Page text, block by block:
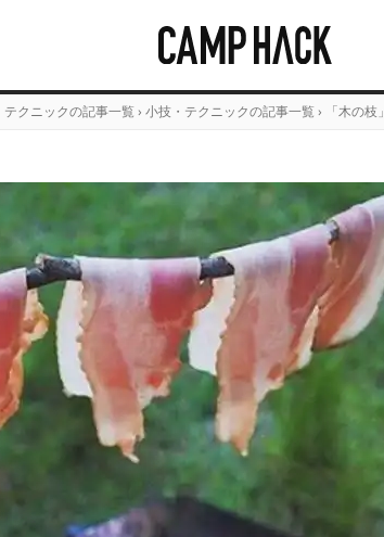
テクニックの記事一覧 › 小技・テクニックの記事一覧 › 「木の